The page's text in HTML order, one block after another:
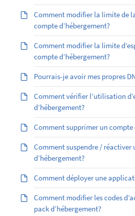
Comment modifier la limite de
compte d’hébergement?
Comment modifier la limite
compte d’hébergement?
Pourrais-je avoir mes propres
Comment vérifier l’utilisation
d’hébergement?
Comment supprimer un compte
Comment suspendre / réactiver
d’hébergement?
Comment déployer une
Comment modifier les codes
pack d’hébergement?